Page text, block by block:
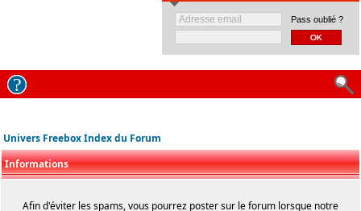
Pass oublié ?
Univers Freebox Index du Forum
Informations
Afin d'éviter les spams, vous pourrez poster sur le forum lorsque notre